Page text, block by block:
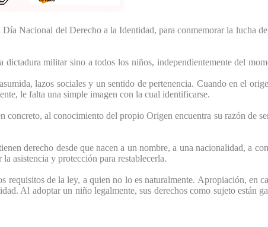
Nacional del Derecho a la Identidad, para conmemorar la lucha
militar sino a todos los niños, independientemente del
lazos sociales y un sentido de pertenencia. Cuando en el
le falta una simple imagen con la cual identificarse.
al conocimiento del propio Origen encuentra su razón de
derecho desde que nacen a un nombre, a una nacionalidad, a
asistencia y protección para restablecerla.
de la ley, a quien no lo es naturalmente. Apropiación, en
Al adoptar un niño legalmente, sus derechos como sujeto están